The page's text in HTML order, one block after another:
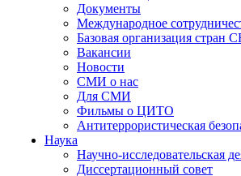
Документы
Международное
Базовая организация стран
Вакансии
Новости
СМИ о нас
Для СМИ
Фильмы о ЦИТО
Антитеррористическая
Наука
Научно-исследовательская
Диссертационный совет